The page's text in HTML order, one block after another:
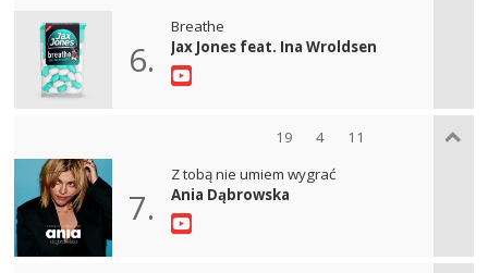
6.
Breathe
Jax Jones feat. Ina Wroldsen
19 4 11
7.
Z tobą nie umiem wygrać
Ania Dąbrowska